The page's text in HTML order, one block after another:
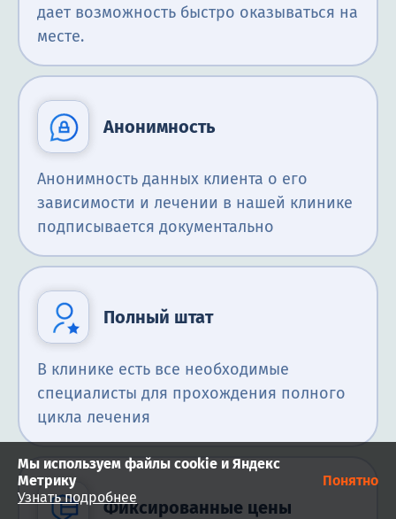
дает возможность быстро оказываться на
месте.
Анонимность
Анонимность данных клиента о его
зависимости и лечении в нашей клинике
подписывается документально
Полный штат
В клинике есть все необходимые
специалисты для прохождения полного
цикла лечения
Фиксированные цены
Мы используем файлы cookie и Яндекс
Метрику
Узнать подробнее
Понятно